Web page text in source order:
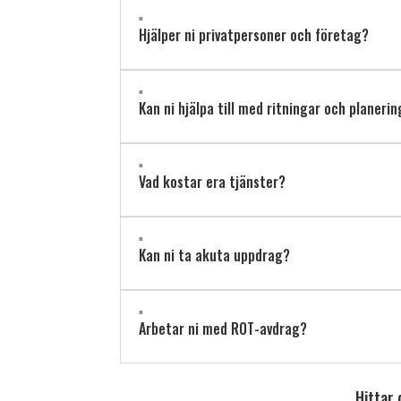
"
Hjälper ni privatpersoner och företag?
"
Kan ni hjälpa till med ritningar och
"
Vad kostar era tjänster?
"
Kan ni ta akuta uppdrag?
"
Arbetar ni med ROT-avdrag?